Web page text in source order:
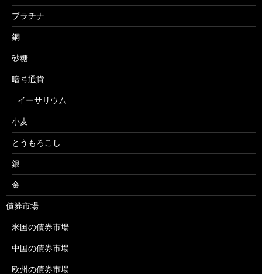
プラチナ
銅
砂糖
暗号通貨
イーサリウム
小麦
とうもろこし
銀
金
債券市場
米国の債券市場
中国の債券市場
欧州の債券市場